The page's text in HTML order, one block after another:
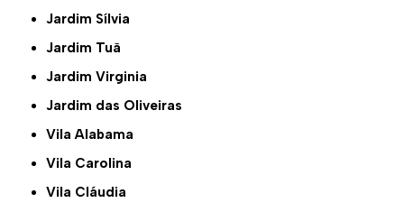
Jardim Sílvia
Jardim Tuã
Jardim Virginia
Jardim das Oliveiras
Vila Alabama
Vila Carolina
Vila Cláudia